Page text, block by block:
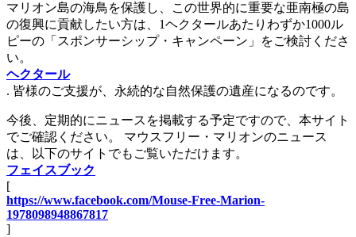
マリオン島の海鳥を保護し、この世界的に重要な亜南極の島
の復興に貢献したい方は、1ヘクタールあたりわずか1000ル
ピーの「スポンサーシップ・キャンペーン」をご検討くださ
い。
ヘクタール
. 皆様のご支援が、永続的な自然保護の遺産になるのです。
今後、定期的にニュースを掲載する予定ですので、本サイト
でご確認ください。 マウスフリー・マリオンのニュース
は、以下のサイトでもご覧いただけます。
フェイスブック
[
https://www.facebook.com/Mouse-Free-Marion-
1978098948867817
]